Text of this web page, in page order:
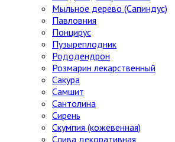
Мыльное дерево (Сапиндус)
Павловния
Понцирус
Пузыреплодник
Рододендрон
Розмарин лекарственный
Сакура
Самшит
Сантолина
Сирень
Скумпия (кожевенная)
Слива декоративная